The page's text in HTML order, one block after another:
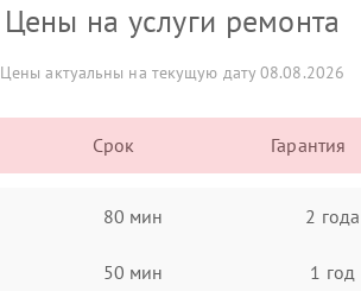
Цены на услуги ремонта
Цены актуальны на текущую дату 08.08.2026
Срок Гарантия
80 мин 2 года
50 мин 1 год